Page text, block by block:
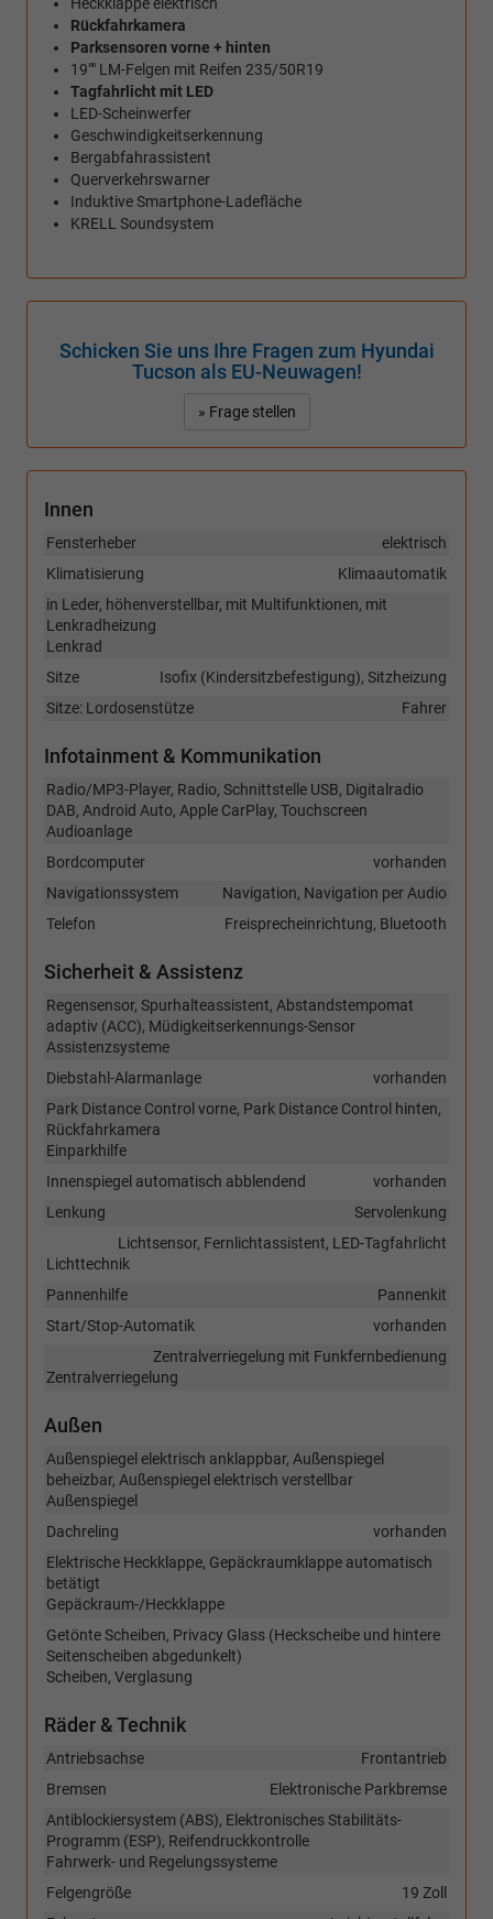
Heckklappe elektrisch
Rückfahrkamera
Parksensoren vorne + hinten
19"" LM-Felgen mit Reifen 235/50R19
Tagfahrlicht mit LED
LED-Scheinwerfer
Geschwindigkeitserkennung
Bergabfahrassistent
Querverkehrswarner
Induktive Smartphone-Ladefläche
KRELL Soundsystem
Schicken Sie uns Ihre Fragen zum Hyundai
Tucson als EU-Neuwagen!
» Frage stellen
Innen
elektrisch
Fensterheber
Klimaautomatik
Klimatisierung
in Leder, höhenverstellbar, mit Multifunktionen, mit
Lenkradheizung
Lenkrad
Isofix (Kindersitzbefestigung), Sitzheizung
Sitze
Fahrer
Sitze: Lordosenstütze
Infotainment & Kommunikation
Radio/MP3-Player, Radio, Schnittstelle USB, Digitalradio
DAB, Android Auto, Apple CarPlay, Touchscreen
Audioanlage
vorhanden
Bordcomputer
Navigation, Navigation per Audio
Navigationssystem
Freisprecheinrichtung, Bluetooth
Telefon
Sicherheit & Assistenz
Regensensor, Spurhalteassistent, Abstandstempomat
adaptiv (ACC), Müdigkeitserkennungs-Sensor
Assistenzsysteme
vorhanden
Diebstahl-Alarmanlage
Park Distance Control vorne, Park Distance Control hinten,
Rückfahrkamera
Einparkhilfe
vorhanden
Innenspiegel automatisch abblendend
Servolenkung
Lenkung
Lichtsensor, Fernlichtassistent, LED-Tagfahrlicht
Lichttechnik
Pannenkit
Pannenhilfe
vorhanden
Start/Stop-Automatik
Zentralverriegelung mit Funkfernbedienung
Zentralverriegelung
Außen
Außenspiegel elektrisch anklappbar, Außenspiegel
beheizbar, Außenspiegel elektrisch verstellbar
Außenspiegel
vorhanden
Dachreling
Elektrische Heckklappe, Gepäckraumklappe automatisch
betätigt
Gepäckraum-/Heckklappe
Getönte Scheiben, Privacy Glass (Heckscheibe und hintere
Seitenscheiben abgedunkelt)
Scheiben, Verglasung
Räder & Technik
Frontantrieb
Antriebsachse
Elektronische Parkbremse
Bremsen
Antiblockiersystem (ABS), Elektronisches Stabilitäts-
Programm (ESP), Reifendruckkontrolle
Fahrwerk- und Regelungssysteme
19 Zoll
Felgengröße